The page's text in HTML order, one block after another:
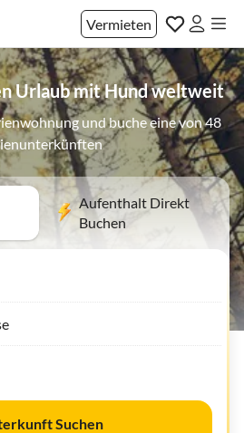
Vermieten
Urlaub mit Hund weltweit
und buche eine von 48
Aufenthalt Direkt
Buchen
Suchen